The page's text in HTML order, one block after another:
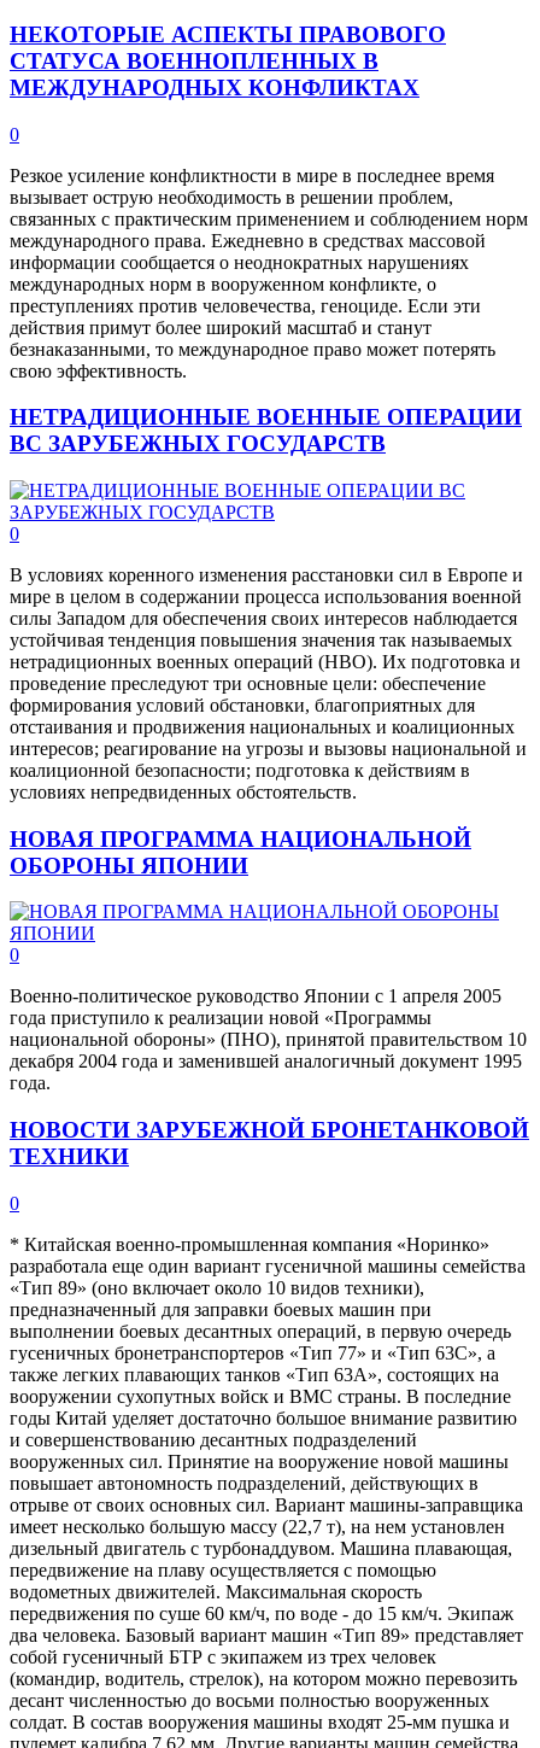
НЕКОТОРЫЕ АСПЕКТЫ ПРАВОВОГО
СТАТУСА ВОЕННОПЛЕННЫХ В
МЕЖДУНАРОДНЫХ КОНФЛИКТАХ
0
Резкое усиление конфликтности в мире в последнее время
вызывает острую необходимость в решении проблем,
связанных с практическим применением и соблюдением норм
международного права. Ежедневно в средствах массовой
информации сообщается о неоднократных нарушениях
международных норм в вооруженном конфликте, о
преступлениях против человечества, геноциде. Если эти
действия примут более широкий масштаб и станут
безнаказанными, то международное право может потерять
свою эффективность.
НЕТРАДИЦИОННЫЕ ВОЕННЫЕ ОПЕРАЦИИ
ВС ЗАРУБЕЖНЫХ ГОСУДАРСТВ
0
В условиях коренного изменения расстановки сил в Европе и
мире в целом в содержании процесса использования военной
силы Западом для обеспечения своих интересов наблюдается
устойчивая тенденция повышения значения так называемых
нетрадиционных военных операций (НВО). Их подготовка и
проведение преследуют три основные цели: обеспечение
формирования условий обстановки, благоприятных для
отстаивания и продвижения национальных и коалиционных
интересов; реагирование на угрозы и вызовы национальной и
коалиционной безопасности; подготовка к действиям в
условиях непредвиденных обстоятельств.
НОВАЯ ПРОГРАММА НАЦИОНАЛЬНОЙ
ОБОРОНЫ ЯПОНИИ
0
Военно-политическое руководство Японии с 1 апреля 2005
года приступило к реализации новой «Программы
национальной обороны» (ПНО), принятой правительством 10
декабря 2004 года и заменившей аналогичный документ 1995
года.
НОВОСТИ ЗАРУБЕЖНОЙ БРОНЕТАНКОВОЙ
ТЕХНИКИ
0
* Китайская военно-промышленная компания «Норинко»
разработала еще один вариант гусеничной машины семейства
«Тип 89» (оно включает около 10 видов техники),
предназначенный для заправки боевых машин при
выполнении боевых десантных операций, в первую очередь
гусеничных бронетранспортеров «Тип 77» и «Тип 63С», а
также легких плавающих танков «Тип 63А», состоящих на
вооружении сухопутных войск и ВМС страны. В последние
годы Китай уделяет достаточно большое внимание развитию
и совершенствованию десантных подразделений
вооруженных сил. Принятие на вооружение новой машины
повышает автономность подразделений, действующих в
отрыве от своих основных сил. Вариант машины-заправщика
имеет несколько большую массу (22,7 т), на нем установлен
дизельный двигатель с турбонаддувом. Машина плавающая,
передвижение на плаву осуществляется с помощью
водометных движителей. Максимальная скорость
передвижения по суше 60 км/ч, по воде - до 15 км/ч. Экипаж
два человека. Базовый вариант машин «Тип 89» представляет
собой гусеничный БТР с экипажем из трех человек
(командир, водитель, стрелок), на котором можно перевозить
десант численностью до восьми полностью вооруженных
солдат. В состав вооружения машины входят 25-мм пушка и
пулемет калибра 7,62 мм. Другие варианты машин семейства